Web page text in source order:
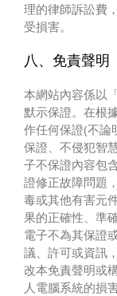
理的律師訴訟費
受損害。
八、免責聲明
本網站內容係以
默示保證。在根
作任何保證(不論
保證、不侵犯智
子不保證內容包
證修正故障問題
毒或其他有害元
果的正確性、準
電子不為其保證
議、許可或資訊
改本免責聲明或
人電腦系統的損